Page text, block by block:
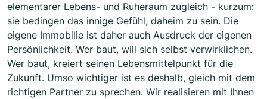
elementarer Lebens- und Ruheraum zugleich - kurzum:
sie bedingen das innige Gefühl, daheim zu sein. Die
eigene Immobilie ist daher auch Ausdruck der eigenen
Persönlichkeit. Wer baut, will sich selbst verwirklichen.
Wer baut, kreiert seinen Lebensmittelpunkt für die
Zukunft. Umso wichtiger ist es deshalb, gleich mit dem
richtigen Partner zu sprechen. Wir realisieren mit Ihnen